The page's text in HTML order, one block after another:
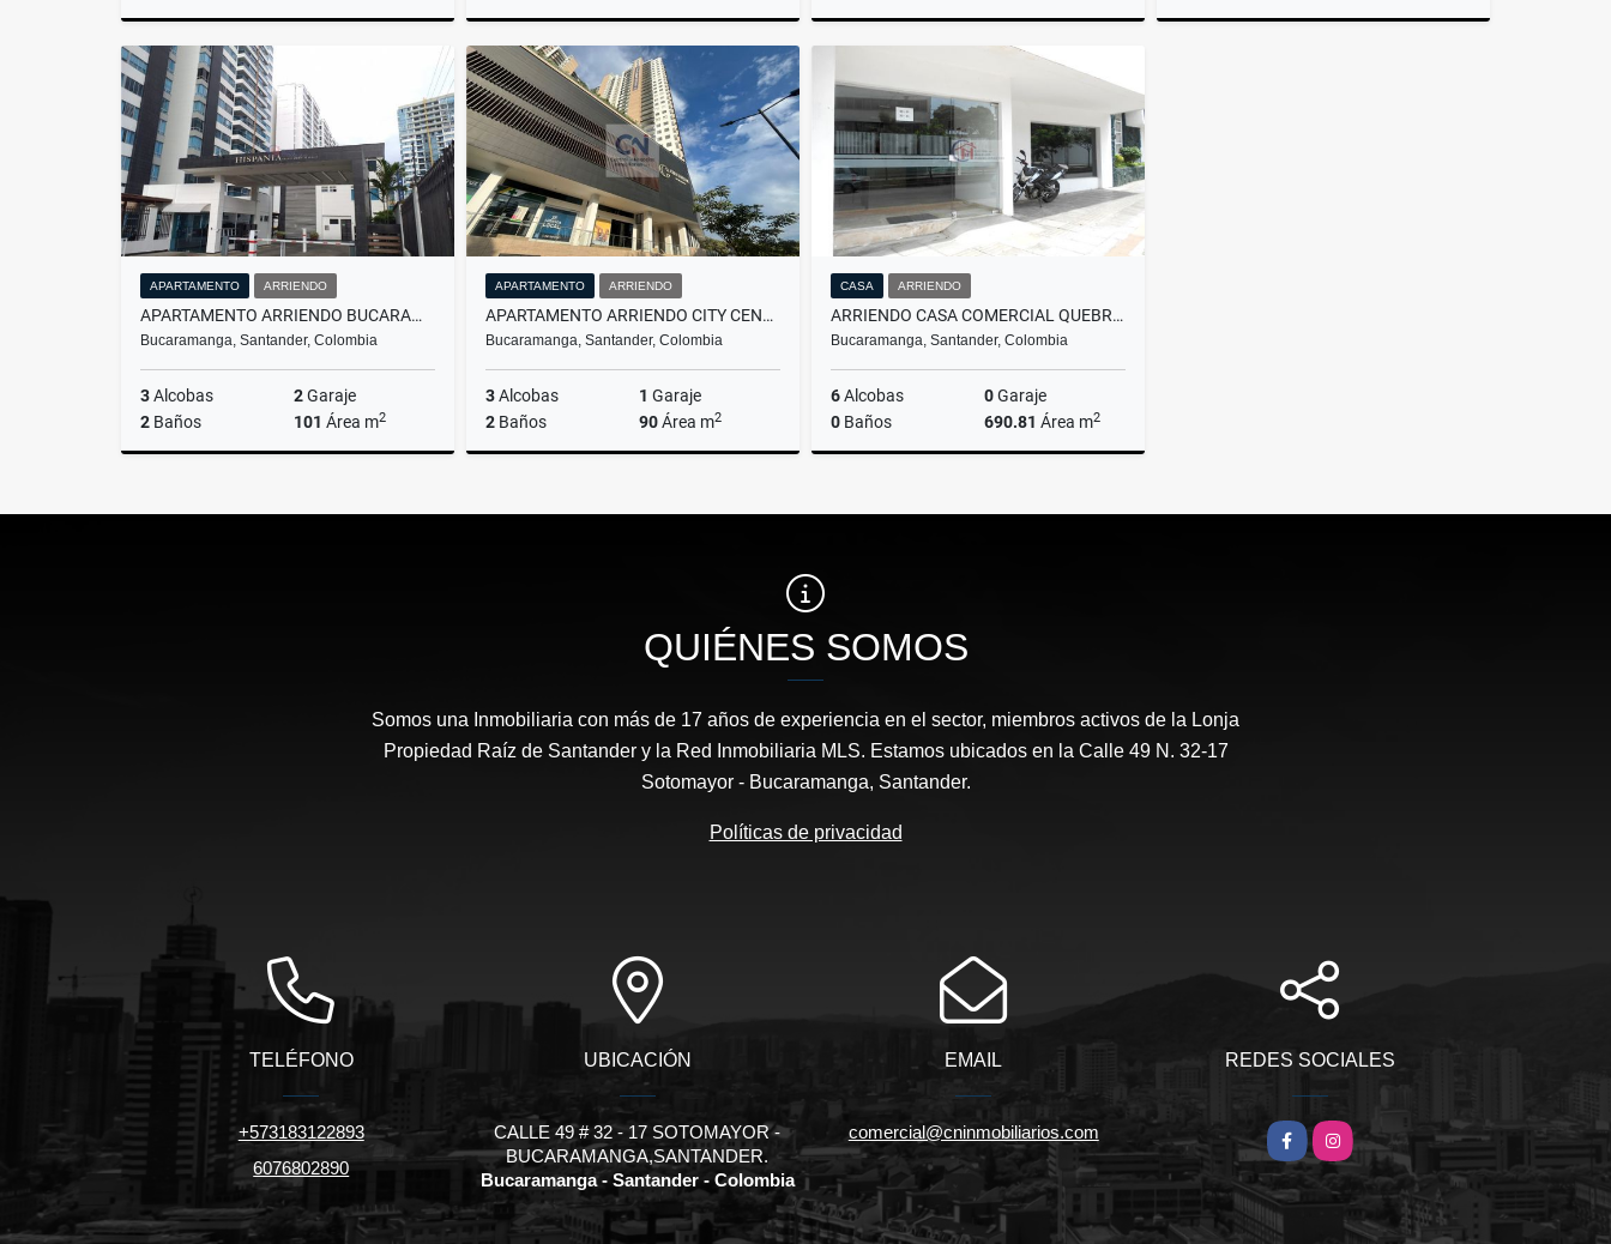
$750.000.000
Arriendo
$2.300.000
APARTAMENTO ARRIENDO
APARTAMENTO ARRIENDO BUCARAMANGA CACIQUE
Bucaramanga, Santander, Colombia
3Alcobas 2Garaje
2 Baños 101 Área m2
$3.200.000
APARTAMENTO ARRIENDO
APARTAMENTO ARRIENDO CITY CENTER BUCARAMANGA
Bucaramanga, Santander, Colombia
3Alcobas 1 Garaje
2 Baños 90Área m2
$4.000.000
CASA ARRIENDO
ARRIENDO CASA COMERCIAL QUEBRADASECA
Bucaramanga, Santander, Colombia
6Alcobas 0Garaje
0 Baños 690.81 Área m2
$14.000.000
QUIÉNES SOMOS
Somos una Inmobiliaria con más de 17 años de experiencia en el sector, miembros activos de la Lonja
Propiedad Raíz de Santander y la Red Inmobiliaria MLS. Estamos ubicados en la Calle 49 N. 32-17
Sotomayor - Bucaramanga, Santander.
Políticas de privacidad
TELÉFONO
+573183122893
6076802890
UBICACIÓN
CALLE 49 # 32 - 17 SOTOMAYOR -
BUCARAMANGA,SANTANDER.
Bucaramanga - Santander - Colombia
EMAIL
comercial@cninmobiliarios.com
REDES SOCIALES
Facebook
Instagram